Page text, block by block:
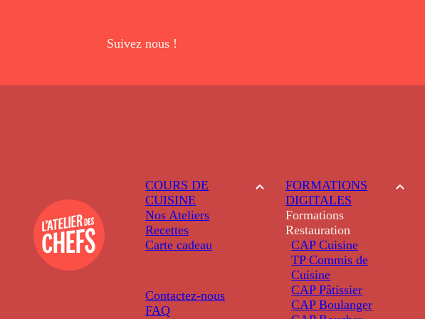
Suivez nous !
COURS DE
CUISINE
Nos Ateliers
Recettes
Carte cadeau
Contactez-nous
FAQ
FORMATIONS
DIGITALES
Formations
Restauration
CAP Cuisine
TP Commis de
Cuisine
CAP Pâtissier
CAP Boulanger